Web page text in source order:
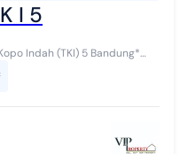
I 5
Indah (TKI) 5 Bandung*
LT : 104 m² LB : 110 m² Listrik